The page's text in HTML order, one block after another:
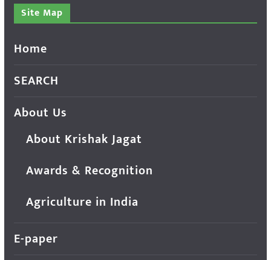
Site Map
Home
SEARCH
About Us
About Krishak Jagat
Awards & Recognition
Agriculture in India
E-paper